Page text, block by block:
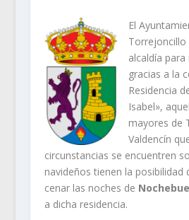
El
Torrejoncillo
alcaldía
gracias a la
Residencia
Isabel»,
mayores de
Valdencín
circunstancias se encuentren
navideños tienen la posibilidad
cenar las noches de
a dicha residencia.